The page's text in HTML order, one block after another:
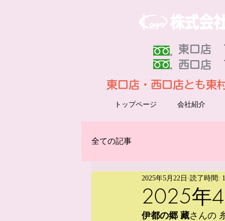
東口店
西口店
東口店・西口店とも
トップページ 会社紹介
全ての記事
2025年
2025年5月22日 読了時間:
伊都の郷 藏さんの